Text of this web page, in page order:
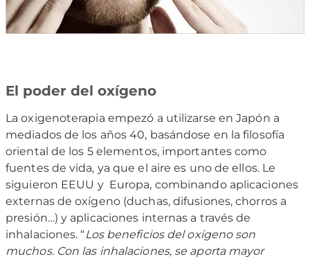
El poder del oxígeno
La oxigenoterapia empezó a utilizarse en Japón a
mediados de los años 40, basándose en la filosofía
oriental de los 5 elementos, importantes como
fuentes de vida, ya que el aire es uno de ellos. Le
siguieron EEUU y Europa, combinando aplicaciones
externas de oxígeno (duchas, difusiones, chorros a
presión…) y aplicaciones internas a través de
inhalaciones. “Los beneficios del oxígeno son
muchos. Con las inhalaciones, se aporta mayor